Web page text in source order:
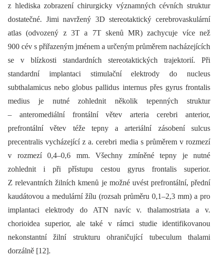
z hlediska zobrazení chirurgicky významných cévních struktur
dostatečné. Jimi navržený 3D stereotaktický cerebrovaskulární
atlas (odvozený z 3T a 7T skenů MR) zachycuje více než
900 cév s přiřazeným jménem a určeným průměrem nacházejících
se v blízkosti standardních stereotaktických trajektorií. Při
standardní implantaci stimulační elektrody do nucleus
subthalamicus nebo globus pallidus internus přes gyrus frontalis
medius je nutné zohlednit několik tepenných struktur
–⁠ anteromediální frontální větev arteria cerebri anterior,
prefrontální větev téže tepny a arteriální zásobení sulcus
precentralis vycházející z a. cerebri media s průměrem v rozmezí
v rozmezí 0,4–0,6 mm. Všechny zmíněné tepny je nutné
zohlednit i při přístupu cestou gyrus frontalis superior.
Z relevantních žilních kmenů je možné uvést prefrontální, přední
kaudátovou a medulární žílu (rozsah průměru 0,1–2,3 mm) a pro
implantaci elektrody do ATN navíc v. thalamostriata a v.
chorioidea superior, ale také v rámci studie identifikovanou
nekonstantní žilní strukturu ohraničující tubeculum thalami
dorzálně [12].